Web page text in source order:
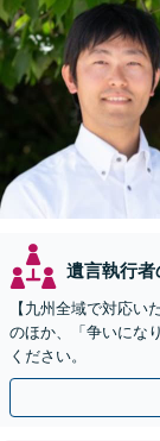
遺言執行者
【九州全域で対応
のほか、「争いにな
ください。